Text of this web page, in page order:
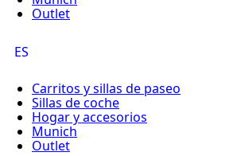
Outlet
ES
Carritos y sillas de paseo
Sillas de coche
Hogar y accesorios
Munich
Outlet